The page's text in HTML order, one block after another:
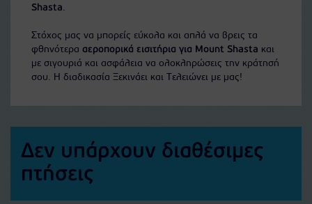
Shasta.
Στόχος μας να μπορείς εύκολα και απλά να βρεις τα
φθηνότερα αεροπορικά εισιτήρια για Mount Shasta και
με σιγουριά και ασφάλεια να ολοκληρώσεις την κράτησή
σου. Η διαδικασία Ξεκινάει και Τελειώνει με μας!
Δεν υπάρχουν διαθέσιμες
πτήσεις